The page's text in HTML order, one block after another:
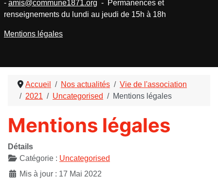
Accueil Nos actualités
Vie de l'association
2021
Uncategorised Mentions légales
Mentions légales
Détails
Catégorie : Uncategorised
Mis à jour : 17 Mai 2022
- amis@commune1871.org - Permanences et
renseignements du lundi au jeudi de 15h à 18h
Mentions légales